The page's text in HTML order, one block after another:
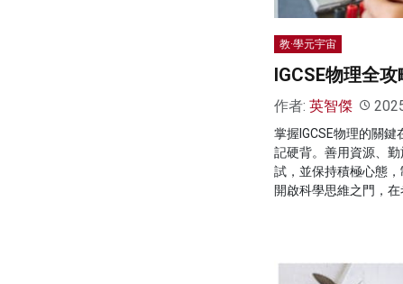
教·學元宇宙
IGCSE物理全
作者: 英智傑
掌握IGCSE物理的關
記硬背。善用資源、
試，並保持積極心態
開啟科學思維之門，在